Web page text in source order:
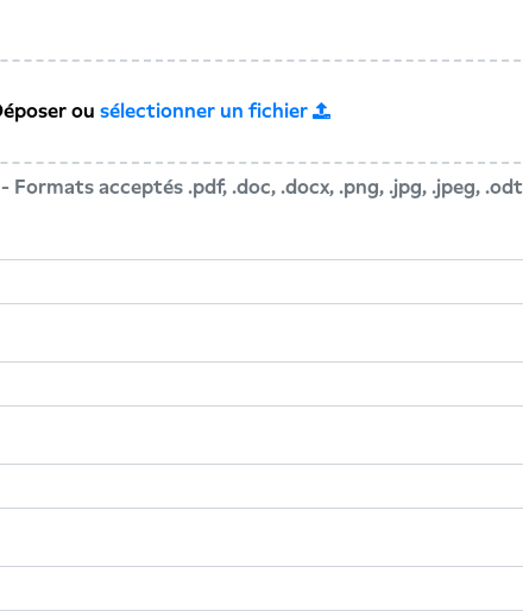
ou sélectionner un fichier
Formats acceptés .pdf, .doc, .docx, .png, .jpg, .jpeg, .odt